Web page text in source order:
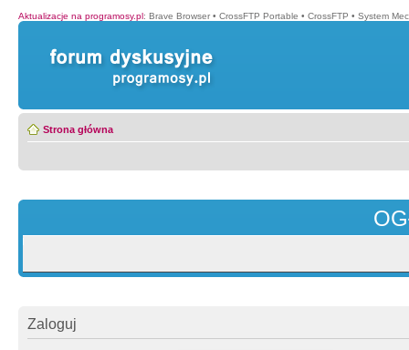
Aktualizacje na programosy.pl: Brave Browser • CrossFTP Portable • CrossFTP • System
Strona główna
Zaloguj